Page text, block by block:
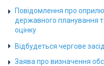
Повідомлення про
державного планування
оцінку
Відбудеться чергове
Заява про визначення